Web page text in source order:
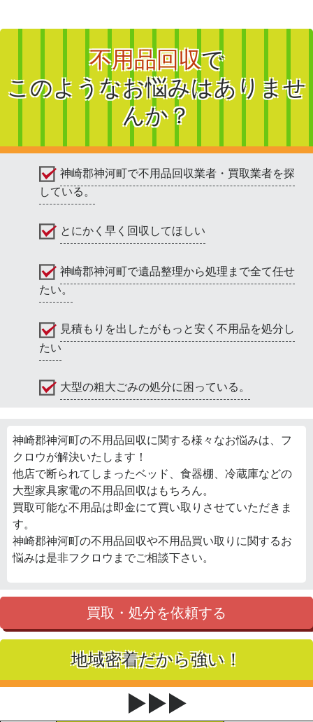
不用品回収で
このようなお悩みはありませ
んか？
神崎郡神河町で不用品回収業者・買取業者を探
している。
とにかく早く回収してほしい
神崎郡神河町で遺品整理から処理まで全て任せ
たい。
見積もりを出したがもっと安く不用品を処分し
たい
大型の粗大ごみの処分に困っている。
神崎郡神河町の不用品回収に関する様々なお悩みは、フ
クロウが解決いたします！
他店で断られてしまったベッド、食器棚、冷蔵庫などの
大型家具家電の不用品回収はもちろん。
買取可能な不用品は即金にて買い取りさせていただきま
す。
神崎郡神河町の不用品回収や不用品買い取りに関するお
悩みは是非フクロウまでご相談下さい。
買取・処分を依頼する
地域密着だから強い！
▶▶▶